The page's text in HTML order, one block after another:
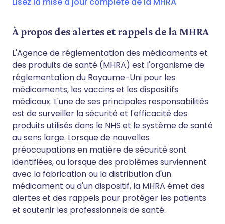
À propos des alertes et rappels de la MHRA
L'Agence de réglementation des médicaments et
des produits de santé (MHRA) est l'organisme de
réglementation du Royaume-Uni pour les
médicaments, les vaccins et les dispositifs
médicaux. L'une de ses principales responsabilités
est de surveiller la sécurité et l'efficacité des
produits utilisés dans le NHS et le système de santé
au sens large. Lorsque de nouvelles
préoccupations en matière de sécurité sont
identifiées, ou lorsque des problèmes surviennent
avec la fabrication ou la distribution d'un
médicament ou d'un dispositif, la MHRA émet des
alertes et des rappels pour protéger les patients
et soutenir les professionnels de santé.